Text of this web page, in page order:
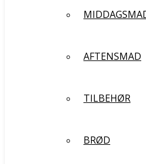
AFTENSMAD
TILBEHØR
BRØD